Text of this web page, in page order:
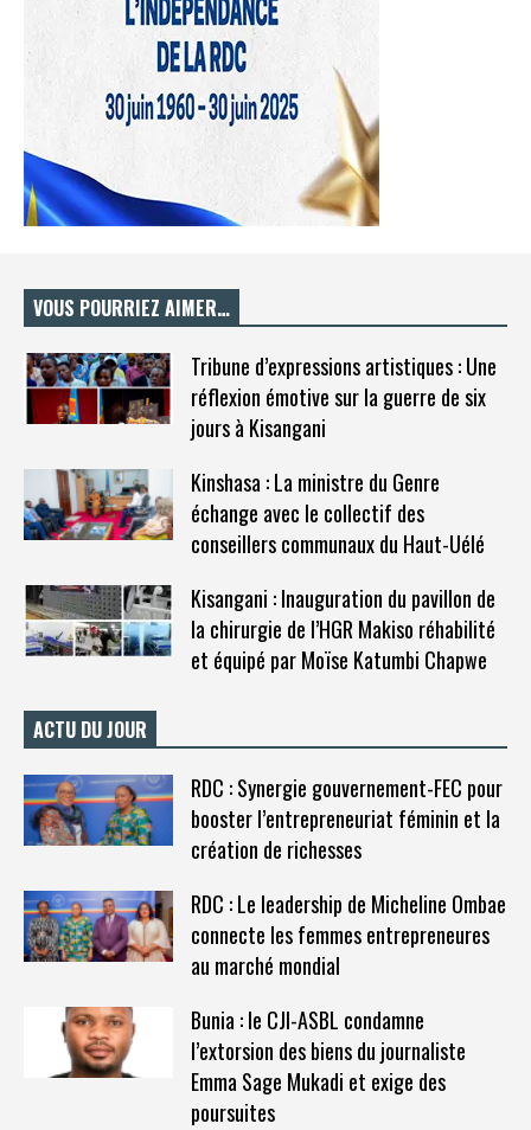
VOUS POURRIEZ AIMER…
Tribune d’expressions artistiques : Une
réflexion émotive sur la guerre de six
jours à Kisangani
Kinshasa : La ministre du Genre
échange avec le collectif des
conseillers communaux du Haut-Uélé
Kisangani : Inauguration du pavillon de
la chirurgie de l’HGR Makiso réhabilité
et équipé par Moïse Katumbi Chapwe
ACTU DU JOUR
RDC : Synergie gouvernement-FEC pour
booster l’entrepreneuriat féminin et la
création de richesses
RDC : Le leadership de Micheline Ombae
connecte les femmes entrepreneures
au marché mondial
Bunia : le CJI-ASBL condamne
l’extorsion des biens du journaliste
Emma Sage Mukadi et exige des
poursuites